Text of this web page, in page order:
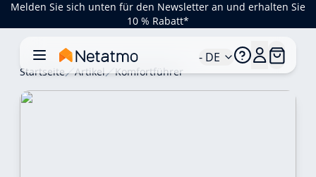
Melden Sie sich unten für den Newsletter an und erhalten Sie
10 % Rabatt*
- DE
Startseite Artikel Komfortführer